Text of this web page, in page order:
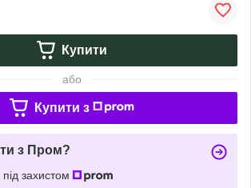
Купити
або
Купити з
з Пром?
захистом